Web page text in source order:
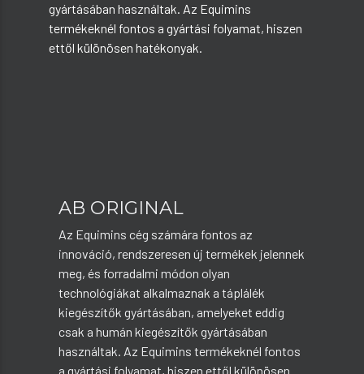
gyártásában használtak. Az Equimins
termékeknél fontos a gyártási folyamat, hiszen
ettől különösen hatékonyak.
AB ORIGINAL
Az Equimins cég számára fontos az
innováció, rendszeresen új termékek jelennek
meg, és forradalmi módon olyan
technológiákat alkalmaznak a táplálék
kiegészítők gyártásában, amelyeket eddig
csak a humán kiegészítők gyártásában
használtak. Az Equimins termékeknél fontos
a gyártási folyamat, hiszen ettől különösen